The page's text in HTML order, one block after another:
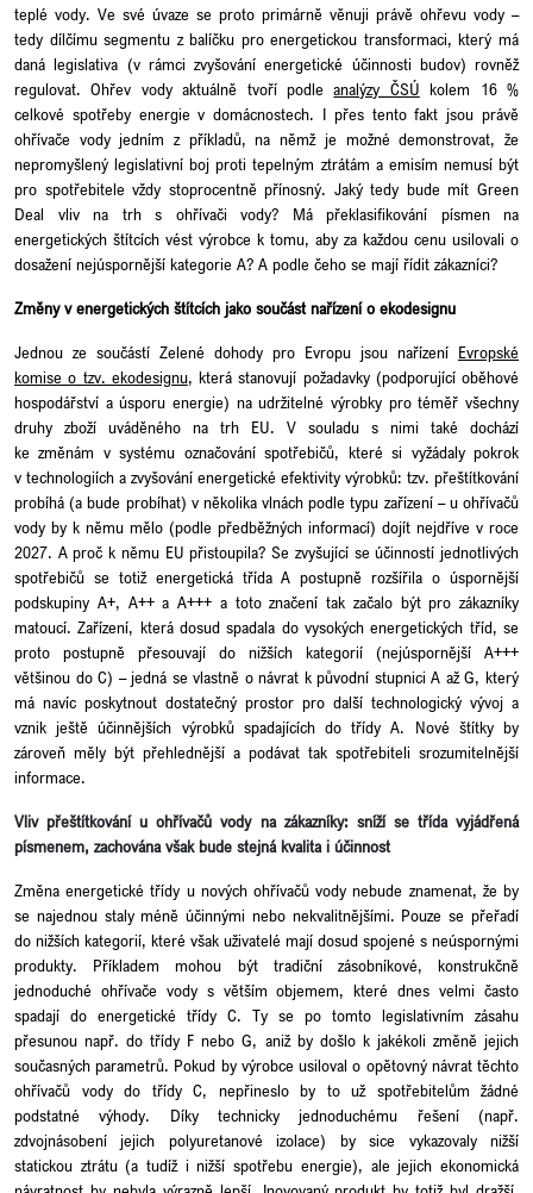
teplé vody. Ve své úvaze se proto primárně věnuji právě ohřevu vody –
tedy dílčímu segmentu z balíčku pro energetickou transformaci, který má
daná legislativa (v rámci zvyšování energetické účinnosti budov) rovněž
regulovat. Ohřev vody aktuálně tvoří podleanalýzy ČSÚ kolem 16 %
celkové spotřeby energie v domácnostech. I přes tento fakt jsou právě
ohřívače vody jedním z příkladů, na němž je možné demonstrovat, že
nepromyšlený legislativní boj proti tepelným ztrátám a emisím nemusí být
pro spotřebitele vždy stoprocentně přínosný. Jaký tedy bude mít Green
Deal vliv na trh s ohřívači vody? Má překlasifikování písmen na
energetických štítcích vést výrobce k tomu, aby za každou cenu usilovali o
dosažení nejúspornější kategorie A? A podle čeho se mají řídit zákazníci?
Změny v energetických štítcích jako součást nařízení o ekodesignu
Jednou ze součástí Zelené dohody pro Evropu jsou nařízení Evropské
komise o tzv. ekodesignu, která stanovují požadavky (podporující oběhové
hospodářství a úsporu energie) na udržitelné výrobky pro téměř všechny
druhy zboží uváděného na trh EU. V souladu s nimi také dochází
ke změnám v systému označování spotřebičů, které si vyžádaly pokrok
v technologiích a zvyšování energetické efektivity výrobků: tzv. přeštítkování
probíhá (a bude probíhat) v několika vlnách podle typu zařízení – u ohřívačů
vody by k němu mělo (podle předběžných informací) dojít nejdříve v roce
2027. A proč k němu EU přistoupila? Se zvyšující se účinností jednotlivých
spotřebičů se totiž energetická třída A postupně rozšířila o úspornější
podskupiny A+, A++ a A+++ a toto značení tak začalo být pro zákazníky
matoucí. Zařízení, která dosud spadala do vysokých energetických tříd, se
proto postupně přesouvají do nižších kategorií (nejúspornější A+++
většinou do C) – jedná se vlastně o návrat k původní stupnici A až G, který
má navíc poskytnout dostatečný prostor pro další technologický vývoj a
vznik ještě účinnějších výrobků spadajících do třídy A. Nové štítky by
zároveň měly být přehlednější a podávat tak spotřebiteli srozumitelnější
informace.
Vliv přeštítkování u ohřívačů vody na zákazníky: sníží se třída vyjádřená
písmenem, zachována však bude stejná kvalita i účinnost
Změna energetické třídy u nových ohřívačů vody nebude znamenat, že by
se najednou staly méně účinnými nebo nekvalitnějšími. Pouze se přeřadí
do nižších kategorií, které však uživatelé mají dosud spojené s neúspornými
produkty. Příkladem mohou být tradiční zásobníkové, konstrukčně
jednoduché ohřívače vody s větším objemem, které dnes velmi často
spadají do energetické třídy C. Ty se po tomto legislativním zásahu
přesunou např. do třídy F nebo G, aniž by došlo k jakékoli změně jejich
současných parametrů. Pokud by výrobce usiloval o opětovný návrat těchto
ohřívačů vody do třídy C, nepřineslo by to už spotřebitelům žádné
podstatné výhody. Díky technicky jednoduchému řešení (např.
zdvojnásobení jejich polyuretanové izolace) by sice vykazovaly nižší
statickou ztrátu (a tudíž i nižší spotřebu energie), ale jejich ekonomická